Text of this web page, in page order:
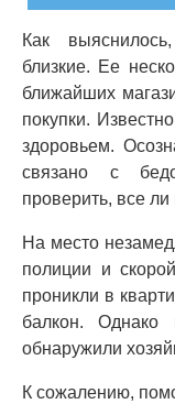
Как
близкие. Ее
ближайших
покупки.
здоровьем.
связано с
проверить, все ли
На место
полиции и
проникли в
балкон.
обнаружили
К сожалению,